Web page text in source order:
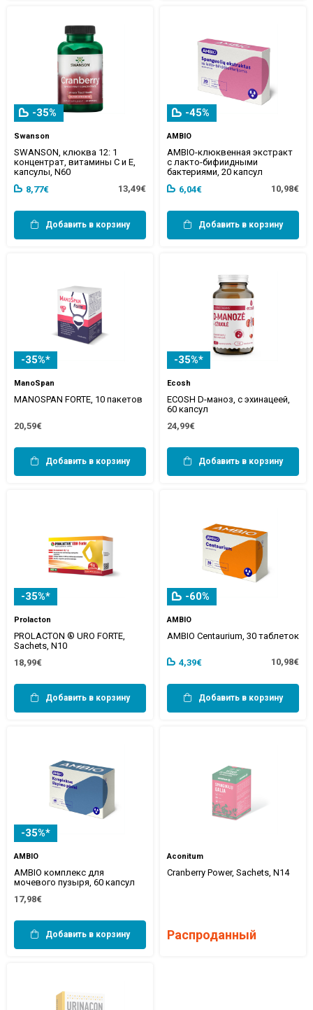
-35%
Swanson
SWANSON, клюква 12: 1
концентрат, витамины C и E,
капсулы, N60
8,77€
13,49€
Добавить в корзину
-45%
AMBIO
AMBIO-клюквенная экстракт
с лакто-бифиидными
бактериями, 20 капсул
6,04€
10,98€
Добавить в корзину
-35%*
ManoSpan
MANOSPAN FORTE, 10 пакетов
20,59€
Добавить в корзину
-35%*
Ecosh
ECOSH D-маноз, с эхинацеей,
60 капсул
24,99€
Добавить в корзину
-35%*
Prolacton
PROLACTON ® URO FORTE,
Sachets, N10
18,99€
Добавить в корзину
-60%
AMBIO
AMBIO Centaurium, 30 таблеток
4,39€ 10,98€
Добавить в корзину
-35%*
AMBIO
AMBIO комплекс для
мочевого пузыря, 60 капсул
17,98€
Добавить в корзину
Aconitum
Cranberry Power, Sachets, N14
Распроданный